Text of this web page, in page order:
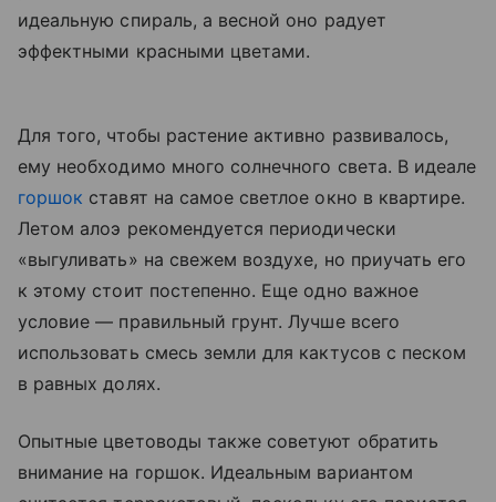
идеальную спираль, а весной оно радует
эффектными красными цветами.
Для того, чтобы растение активно развивалось,
ему необходимо много солнечного света. В идеале
горшок ставят на самое светлое окно в квартире.
Летом алоэ рекомендуется периодически
«выгуливать» на свежем воздухе, но приучать его
к этому стоит постепенно. Еще одно важное
условие — правильный грунт. Лучше всего
использовать смесь земли для кактусов с песком
в равных долях.
Опытные цветоводы также советуют обратить
внимание на горшок. Идеальным вариантом